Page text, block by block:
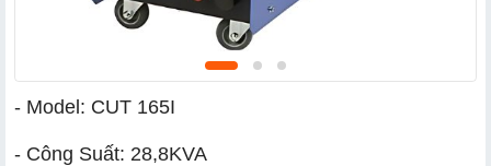
- Model: CUT 165I
- Công Suất: 28,8KVA